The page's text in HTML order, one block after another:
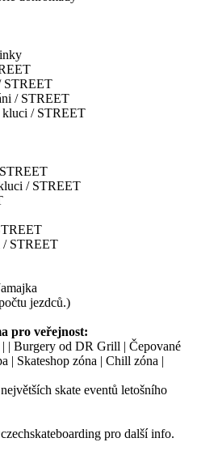
STREET
/ STREET
/ STREET
/ STREET
/ STREET
jezdců.)
pro veřejnost:
| | Burgery od DR Grill | Čepované
| Skateshop zóna | Chill zóna |
skate eventů letošního
pro další info.